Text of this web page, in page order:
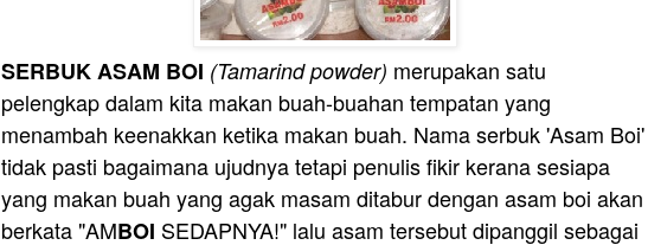
SERBUK ASAM BOI (Tamarind powder) merupakan satu
pelengkap dalam kita makan buah-buahan tempatan yang
menambah keenakkan ketika makan buah. Nama serbuk 'Asam Boi'
tidak pasti bagaimana ujudnya tetapi penulis fikir kerana sesiapa
yang makan buah yang agak masam ditabur dengan asam boi akan
berkata "AMBOI SEDAPNYA!" lalu asam tersebut dipanggil sebagai